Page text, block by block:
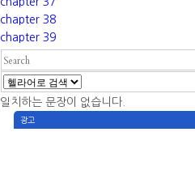
chapter 38
chapter 39
일치하는 문장이 없습니다.
광고